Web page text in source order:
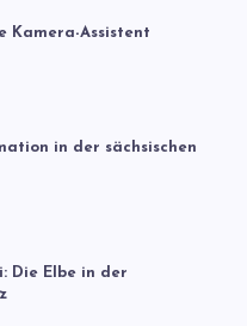
Kamera-Assistent
in der sächsischen
Die Elbe in der